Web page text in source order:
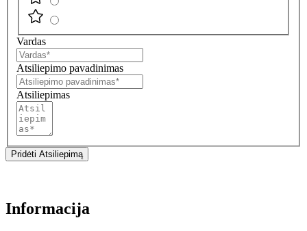
Vardas
Atsiliepimo pavadinimas
Atsiliepimas
Pridėti Atsiliepimą
Informacija